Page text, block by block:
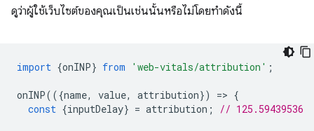
ดูว่าผู้ใช้เว็บไซต์ของคุณเป็นเช่นนั้นหรือไม่โดยทำดังนี้
import {onINP} from 'web-vitals/attribution' ;
onINP(({name, value, attribution}) => {
const {inputDelay} = attribution ; // 125.59439536